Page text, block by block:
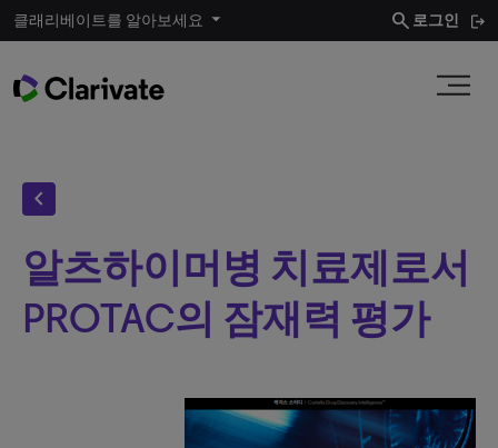
클래리베이트를 알아보세요 search 로그인
chevron_left
알츠하이머병 치료제로서
PROTAC의 잠재력 평가